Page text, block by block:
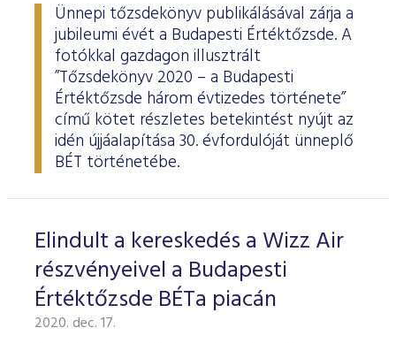
Ünnepi tőzsdekönyv publikálásával zárja a
jubileumi évét a Budapesti Értéktőzsde. A
fotókkal gazdagon illusztrált
”Tőzsdekönyv 2020 – a Budapesti
Értéktőzsde három évtizedes története”
című kötet részletes betekintést nyújt az
idén újjáalapítása 30. évfordulóját ünneplő
BÉT történetébe.
Elindult a kereskedés a Wizz Air
részvényeivel a Budapesti
Értéktőzsde BÉTa piacán
2020. dec. 17.